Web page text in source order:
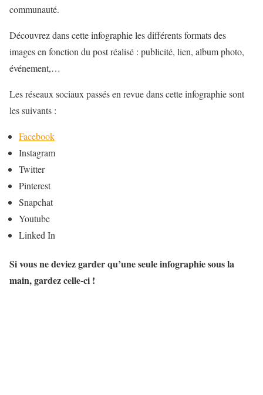
communauté.
Découvrez dans cette infographie les différents formats des
images en fonction du post réalisé : publicité, lien, album photo,
événement,…
Les réseaux sociaux passés en revue dans cette infographie sont
les suivants :
Facebook
Instagram
Twitter
Pinterest
Snapchat
Youtube
Linked In
Si vous ne deviez garder qu’une seule infographie sous la
main, gardez celle-ci !